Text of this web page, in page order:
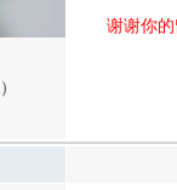
）
谢谢你的